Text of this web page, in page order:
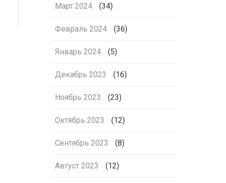
Март 2024 (34)
Февраль 2024 (36)
Январь 2024 (5)
Декабрь 2023 (16)
Ноябрь 2023 (23)
Октябрь 2023 (12)
Сентябрь 2023 (8)
Август 2023 (12)